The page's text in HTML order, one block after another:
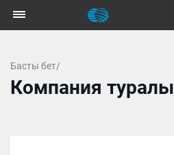
Басты бет/
Компания туралы